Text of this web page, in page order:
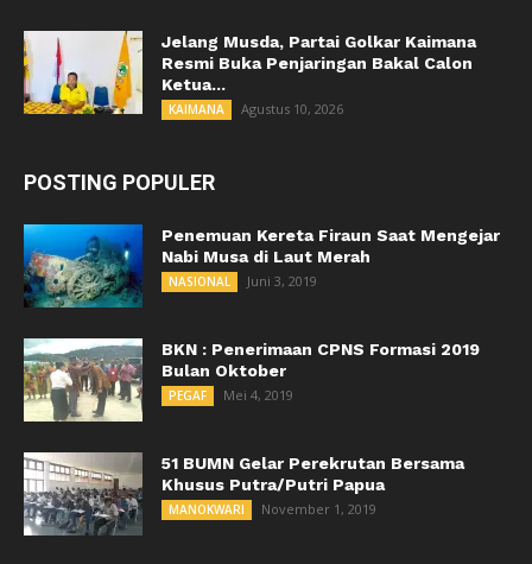
Jelang Musda, Partai Golkar Kaimana
Resmi Buka Penjaringan Bakal Calon
Ketua...
KAIMANA Agustus 10, 2026
POSTING POPULER
Penemuan Kereta Firaun Saat Mengejar
Nabi Musa di Laut Merah
NASIONAL Juni 3, 2019
BKN : Penerimaan CPNS Formasi 2019
Bulan Oktober
PEGAF Mei 4, 2019
51 BUMN Gelar Perekrutan Bersama
Khusus Putra/Putri Papua
MANOKWARI November 1, 2019